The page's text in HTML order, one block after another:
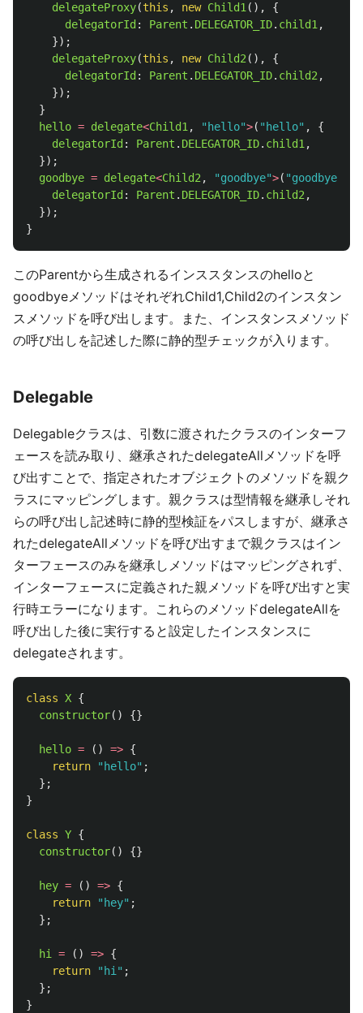
delegateProxy(this , new Child1 (),
{
delegatorId : Parent . DELEGATOR_ID. child1 ,
});
delegateProxy(this , new Child2 (),
{
delegatorId : Parent . DELEGATOR_ID. child2 ,
});
}
hello = delegate<Child1 , " hello">( " hello" ,
{
delegatorId : Parent . DELEGATOR_ID. child1 ,
});
goodbye = delegate<Child2 , "goodbye">( "goodbye
delegatorId : Parent . DELEGATOR_ID. child2 ,
});
}
このParentから生成されるインススタンスのhelloと
goodbyeメソッドはそれぞれChild1,Child2のインスタン
スメソッドを呼び出します。また、インスタンスメソッド
の呼び出しを記述した際に静的型チェックが入ります。
Delegable
Delegableクラスは、引数に渡されたクラスのインターフ
ェースを読み取り、継承されたdelegateAllメソッドを呼
び出すことで、指定されたオブジェクトのメソッドを親ク
ラスにマッピングします。親クラスは型情報を継承しそれ
らの呼び出し記述時に静的型検証をパスしますが、継承さ
れたdelegateAllメソッドを呼び出すまで親クラスはイン
ターフェースのみを継承しメソッドはマッピングされず、
インターフェースに定義された親メソッドを呼び出すと実
行時エラーになります。これらのメソッドdelegateAllを
呼び出した後に実行すると設定したインスタンスに
delegateされます。
class X {
constructor() {}
hello = () => {
return
" hello" ;
};
}
class Y {
constructor() {}
hey = () => {
return
" hey" ;
};
hi = () => {
return
" hi " ;
};
}